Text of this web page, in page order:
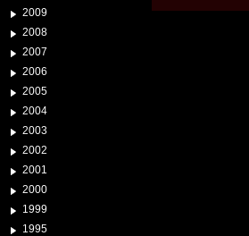
2009
2008
2007
2006
2005
2004
2003
2002
2001
2000
1999
1995